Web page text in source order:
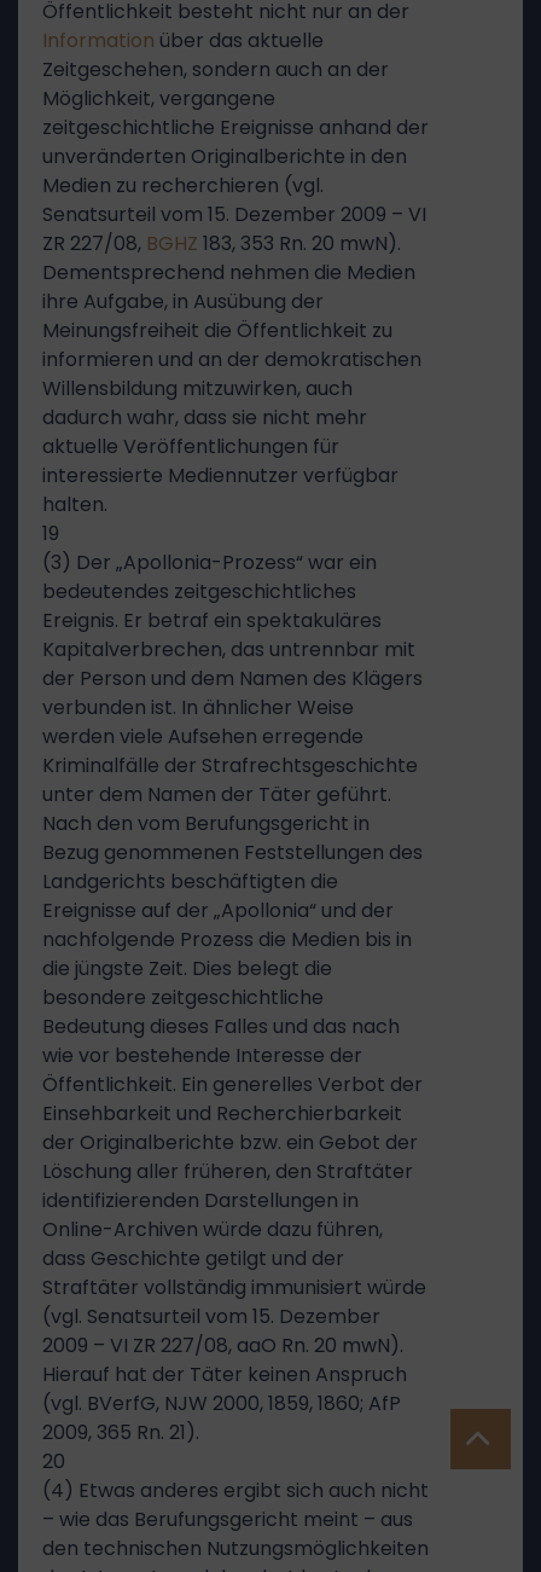
Öffentlichkeit besteht nicht nur an der
Information über das aktuelle
Zeitgeschehen, sondern auch an der
Möglichkeit, vergangene
zeitgeschichtliche Ereignisse anhand der
unveränderten Originalberichte in den
Medien zu recherchieren (vgl.
Senatsurteil vom 15. Dezember 2009 – VI
ZR 227/08, BGHZ 183, 353 Rn. 20 mwN).
Dementsprechend nehmen die Medien
ihre Aufgabe, in Ausübung der
Meinungsfreiheit die Öffentlichkeit zu
informieren und an der demokratischen
Willensbildung mitzuwirken, auch
dadurch wahr, dass sie nicht mehr
aktuelle Veröffentlichungen für
interessierte Mediennutzer verfügbar
halten.
19
(3) Der „Apollonia-Prozess“ war ein
bedeutendes zeitgeschichtliches
Ereignis. Er betraf ein spektakuläres
Kapitalverbrechen, das untrennbar mit
der Person und dem Namen des Klägers
verbunden ist. In ähnlicher Weise
werden viele Aufsehen erregende
Kriminalfälle der Strafrechtsgeschichte
unter dem Namen der Täter geführt.
Nach den vom Berufungsgericht in
Bezug genommenen Feststellungen des
Landgerichts beschäftigten die
Ereignisse auf der „Apollonia“ und der
nachfolgende Prozess die Medien bis in
die jüngste Zeit. Dies belegt die
besondere zeitgeschichtliche
Bedeutung dieses Falles und das nach
wie vor bestehende Interesse der
Öffentlichkeit. Ein generelles Verbot der
Einsehbarkeit und Recherchierbarkeit
der Originalberichte bzw. ein Gebot der
Löschung aller früheren, den Straftäter
identifizierenden Darstellungen in
Online-Archiven würde dazu führen,
dass Geschichte getilgt und der
Straftäter vollständig immunisiert würde
(vgl. Senatsurteil vom 15. Dezember
2009 – VI ZR 227/08, aaO Rn. 20 mwN).
Hierauf hat der Täter keinen Anspruch
(vgl. BVerfG, NJW 2000, 1859, 1860; AfP
2009, 365 Rn. 21).
20
(4) Etwas anderes ergibt sich auch nicht
– wie das Berufungsgericht meint – aus
den technischen Nutzungsmöglichkeiten